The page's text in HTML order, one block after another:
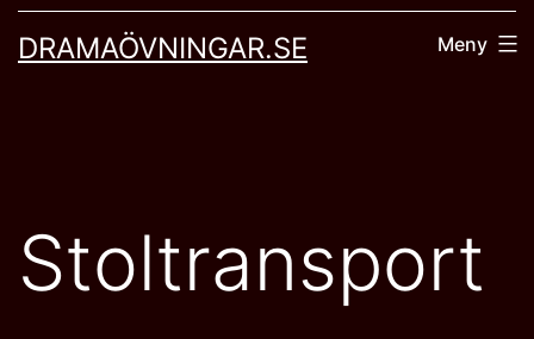
DRAMAÖVNINGAR.SE Meny
Stoltransport